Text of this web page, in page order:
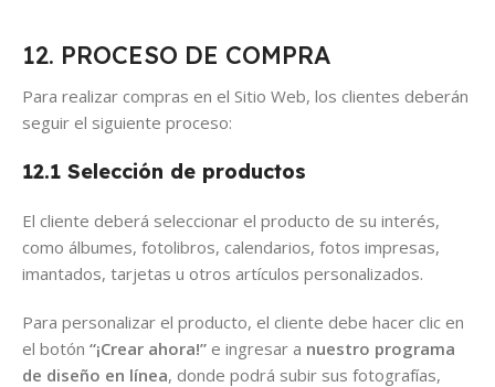
12. PROCESO DE COMPRA
Para realizar compras en el Sitio Web, los clientes deberán
seguir el siguiente proceso:
12.1 Selección de productos
El cliente deberá seleccionar el producto de su interés,
como álbumes, fotolibros, calendarios, fotos impresas,
imantados, tarjetas u otros artículos personalizados.
Para personalizar el producto, el cliente debe hacer clic en
el botón “¡Crear ahora!” e ingresar a nuestro programa
de diseño en línea, donde podrá subir sus fotografías,